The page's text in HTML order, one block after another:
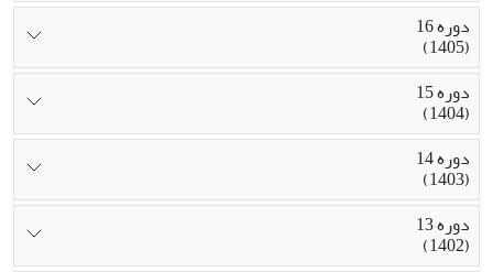
دوره 16
(1405)
دوره 15
(1404)
دوره 14
(1403)
دوره 13
(1402)